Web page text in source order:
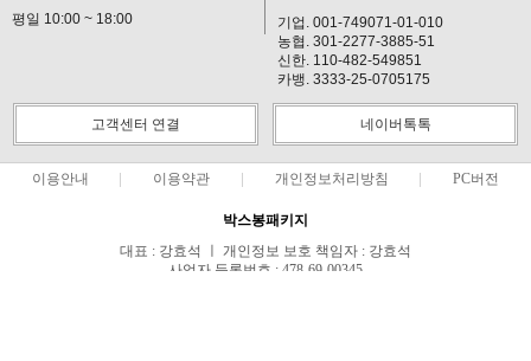
평일 10:00 ~ 18:00
기업. 001-749071-01-010
농협. 301-2277-3885-51
신한. 110-482-549851
카뱅. 3333-25-0705175
고객센터 연결 네이버톡톡
이용안내 이용약관 개인정보처리방침 PC버전
박스봉패키지
대표 : 강효석 ㅣ 개인정보 보호 책임자 : 강효석
사업자 등록번호 : 478-69-00345